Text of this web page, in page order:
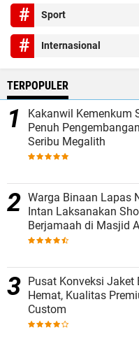
Sport
Internasional
TERPOPULER
Kakanwil Kemenkum
Penuh
Seribu Megalith
Warga Binaan Lapas
Intan Laksanakan
Berjamaah di Masjid
Pusat Konveksi Jaket
Hemat, Kualitas
Custom